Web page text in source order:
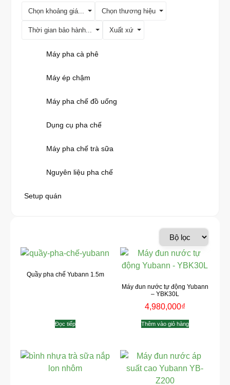
Chọn khoảng giá... Chọn thương hiệu
Thời gian bảo hành... Xuất xứ
Máy pha cà phê
Máy ép chậm
Máy pha chế đồ uống
Dụng cụ pha chế
Máy pha chế trà sữa
Nguyên liệu pha chế
Setup quán
Quầy pha chế Yubann 1.5m
Đọc tiếp
Máy đun nước tự động Yubann
– YBK30L
4,980,000₫
Thêm vào giỏ hàng